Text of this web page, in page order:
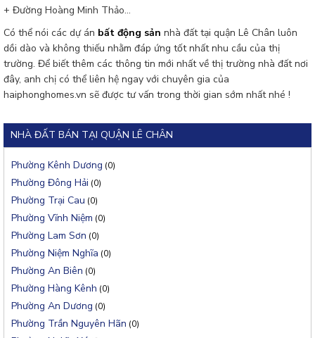
+ Đường Hoàng Minh Thảo...
Có thể nói các dự án bất động sản nhà đất tại quận Lê Chân luôn
dồi dào và không thiếu nhằm đáp ứng tốt nhất nhu cầu của thị
trường. Để biết thêm các thông tin mới nhất về thị trường nhà đất nơi
đây, anh chị có thể liên hệ ngay với chuyên gia của
haiphonghomes.vn sẽ được tư vấn trong thời gian sớm nhất nhé !
NHÀ ĐẤT BÁN TẠI QUẬN LÊ CHÂN
Phường Kênh Dương (0)
Phường Đông Hải (0)
Phường Trại Cau (0)
Phường Vĩnh Niệm (0)
Phường Lam Sơn (0)
Phường Niệm Nghĩa (0)
Phường An Biên (0)
Phường Hàng Kênh (0)
Phường An Dương (0)
Phường Trần Nguyên Hãn (0)